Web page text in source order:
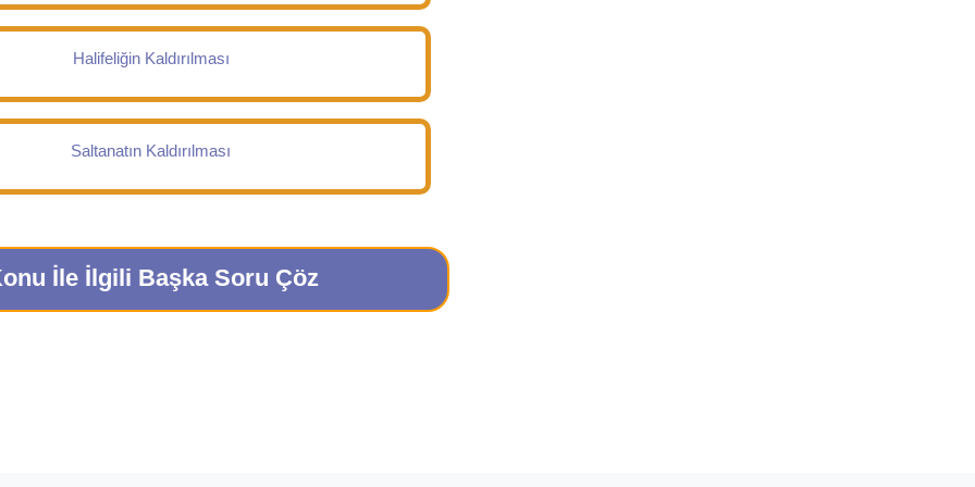
Halifeliğin Kaldırılması
Saltanatın Kaldırılması
İle İlgili Başka Soru Çöz